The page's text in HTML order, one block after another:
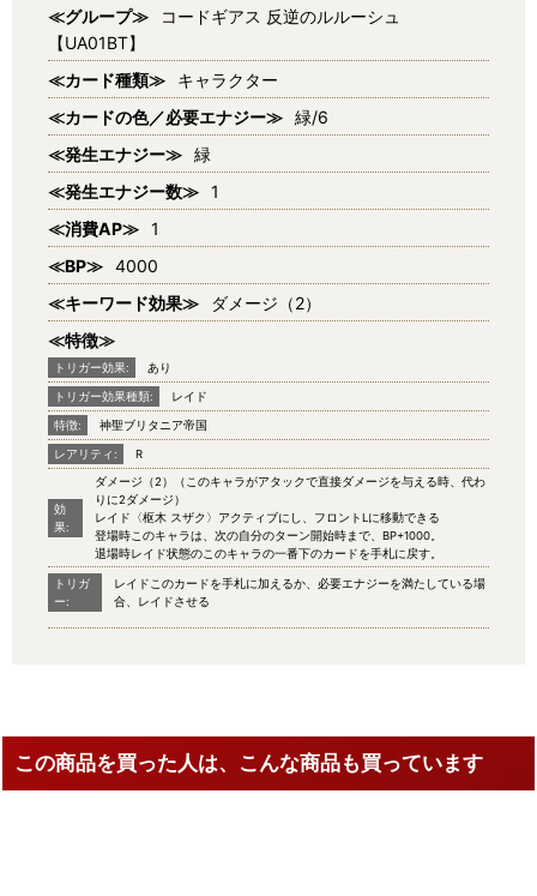
≪グループ≫
コードギアス 反逆のルルーシュ
【UA01BT】
≪カード種類≫
キャラクター
≪カードの色／必要エナジー≫ 緑/6
≪発生エナジー≫ 緑
≪発生エナジー数≫ 1
≪消費AP≫ 1
≪BP≫ 4000
≪キーワード効果≫
ダメージ（2）
≪特徴≫
トリガー効果: あり
トリガー効果種類: レイド
特徴: 神聖ブリタニア帝国
レアリティ: R
効
果:
ダメージ（2）（このキャラがアタックで直接ダメージを与える時、代わ
りに2ダメージ）
レイド〈枢木 スザク〉アクティブにし、フロントLに移動できる
登場時このキャラは、次の自分のターン開始時まで、BP+1000。
退場時レイド状態のこのキャラの一番下のカードを手札に戻す。
トリガ
ー:
レイドこのカードを手札に加えるか、必要エナジーを満たしている場
合、レイドさせる
この商品を買った人は、こんな商品も買っています